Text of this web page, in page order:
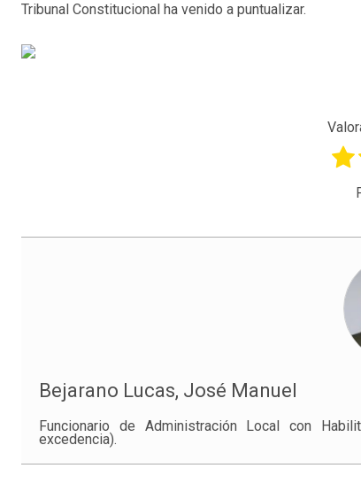
Tribunal Constitucional ha venido a puntualizar.
Bejarano Lucas, José Manuel
Funcionario de Administración Local con
excedencia).